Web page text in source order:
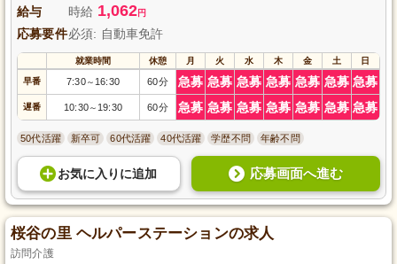
給与 時給 1,062円
応募要件必須: 自動車免許
就業時間 休憩 月 火 水 木 金 土 日
早番 7:30～ 16:30 60分 急募 急募 急募 急募 急募 急募 急募
遅番 10:30～ 19:30 60分 急募 急募 急募 急募 急募 急募 急募
50代活躍 新卒可 60代活躍 40代活躍 学歴不問 年齢不問
お気に入り に追加 応募画面へ進む
桜谷の里 ヘルパーステーションの求人
訪問介護